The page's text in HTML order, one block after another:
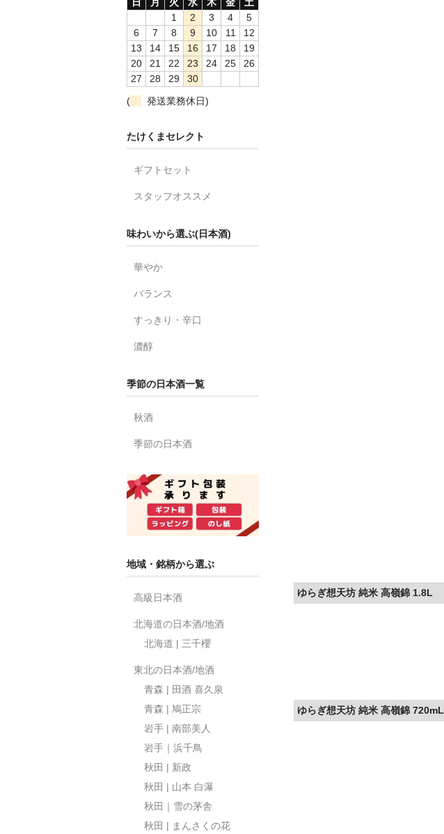
ゆらぎ想天坊 純米 高嶺錦 1.8L
ゆらぎ想天坊 純米 高嶺錦 720mL
1
2 3 4
5
6
7 8 9 10 11
12
13
14 15 16 17 18
19
20
21 22 23 24 25
26
27
28 29
30
(
発送業務休日)
たけくまセレクト
ギフトセット
スタッフオススメ
味わいから選ぶ(日本酒)
華やか
バランス
すっきり・辛口
濃醇
季節の日本酒一覧
秋酒
季節の日本酒
地域・銘柄から選ぶ
高級日本酒
北海道の日本酒/地酒
北海道 | 三千櫻
東北の日本酒/地酒
青森 | 田酒 喜久泉
青森 | 鳩正宗
岩手 | 南部美人
岩手｜浜千鳥
秋田 | 新政
秋田 | 山本 白瀑
秋田｜雪の茅舎
秋田 | まんさくの花